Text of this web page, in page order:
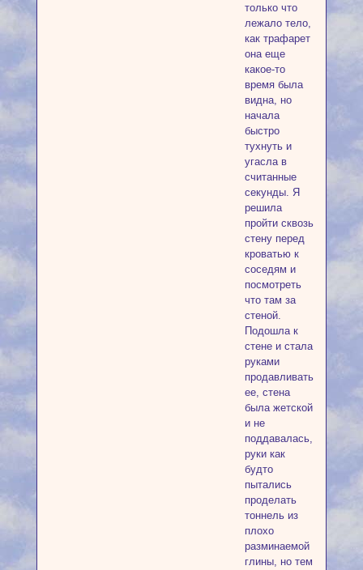
только что
лежало тело,
как трафарет
она еще
какое-то
время была
видна, но
начала
быстро
тухнуть и
угасла в
считанные
секунды. Я
решила
пройти сквозь
стену перед
кроватью к
соседям и
посмотреть
что там за
стеной.
Подошла к
стене и стала
руками
продавливать
ее, стена
была жетской
и не
поддавалась,
руки как
будто
пытались
проделать
тоннель из
плохо
разминаемой
глины, но тем